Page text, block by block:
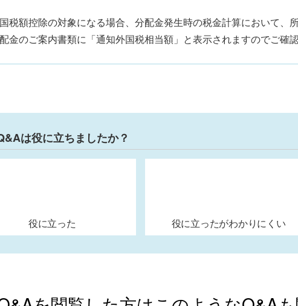
税額控除の対象になる場合、分配金発生時の税金計算において、
金のご案内書類に「通知外国税相当額」と表示されますのでご確認
は役に立ちましたか？
役に立った 役に立ったがわかりにくい